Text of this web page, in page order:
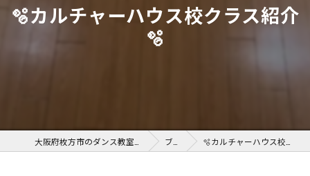
🫧カルチャーハウス校クラス紹介
🫧
ブログ 🫧カルチャーハウス校クラス紹介🫧